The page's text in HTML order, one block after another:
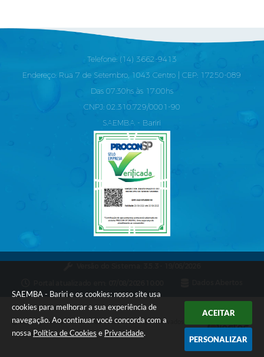
SAEMBA - Bariri e os cookies: nosso site usa
cookies para melhorar a sua experiência de
navegação. Ao continuar você concorda com a
nossa Política de Cookies e Privacidade.
ACEITAR
PERSONALIZAR
Telefone: (14) 3662-9413
Endereço: Rua 7 de Setembro, 1043 Centro | CEP: 17250-089
Das 07:30hs às 17:00hs
CNPJ: 02.310.729/0001-90
SAEMBA - Bariri
Copyright Instar - 2006-2026. Todos os direitos reservados -
Instar Tecnologia